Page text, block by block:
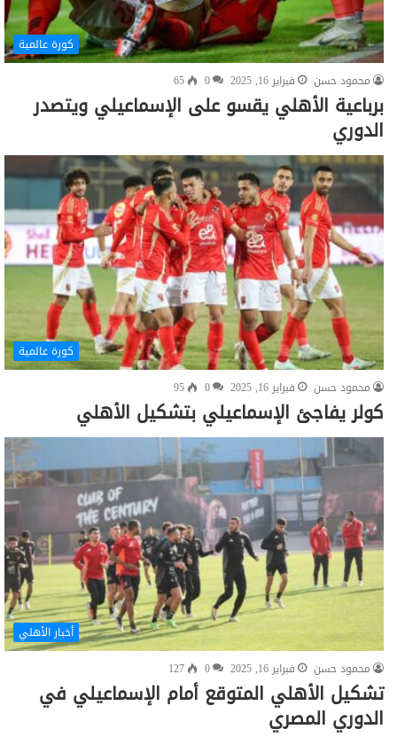
كورة عالمية
محمود حسن
فبراير 16, 2025 0
65
برباعية الأهلي يقسو على الإسماعيلي ويتصدر
الدوري
كورة عالمية
محمود حسن
فبراير 16, 2025 0
95
كولر يفاجئ الإسماعيلي بتشكيل الأهلي
أخبار الأهلي
محمود حسن
فبراير 16, 2025 0
127
تشكيل الأهلي المتوقع أمام الإسماعيلي في
الدوري المصري